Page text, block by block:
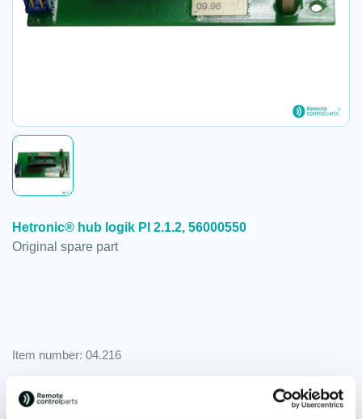
Hetronic® hub logik PI 2.1.2, 56000550
Original spare part
Item number: 04.216
€58,24
In stock, shipped within 1-2 working days